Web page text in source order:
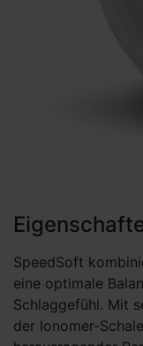
SpeedSoft
eine optimale
Schlaggefühl. Mit
der Ionomer-